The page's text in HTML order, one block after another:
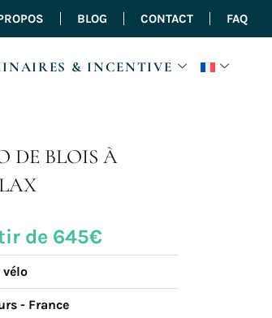
BLOG CONTACT FAQ
& INCENTIVE
DE BLOIS À
de 645€
vélo
- France